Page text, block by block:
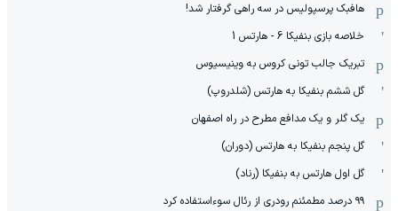
هافبک پرسپولیس در سه راهی گرفتار شد!
خلاصه بازی بنفیکا 6 - هارتس 1
تبریک جالب تونی کروس به وینیسیوس
گل ششم بنفیکا به هارتس (شلدروپ)
یک گلر و یک مدافع مطرح در راه اصفهان
گل پنجم بنفیکا به هارتس (دوران)
گل اول هارتس به بنفیکا (رناد)
۹۹ درصد مطمئنم رودری از رئال سوءاستفاده کرد